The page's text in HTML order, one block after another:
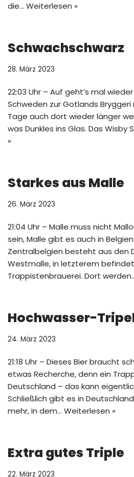
die… Weiterlesen »
Schwachschwarz
28. März 2023
22:03 Uhr – Auf geht’s mal
Schweden zur Gotlands Bryggeri
Tage auch dort wieder länger
was Dunkles ins Glas. Das Wisby
»
Starkes aus Malle
26. März 2023
21:04 Uhr – Malle muss nicht
sein, Malle gibt es auch in
Zentralbelgien besteht aus den
Westmalle, in letzterem
Trappistenbrauerei. Dort
Hochwasser-
24. März 2023
21:18 Uhr – Dieses Bier braucht
etwas Recherche, denn ein
Deutschland – das kann
Schließlich gibt es in
mehr, in dem… Weiterlesen »
Extra gutes Triple
22. März 2023